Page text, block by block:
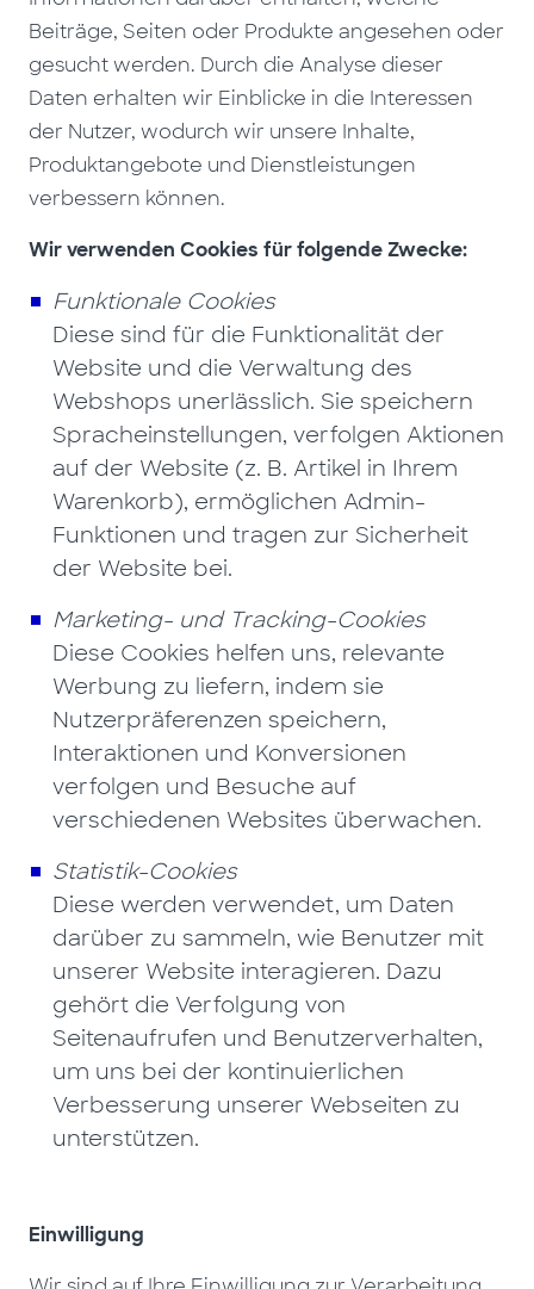
Beiträge, Seiten oder Produkte angesehen oder
gesucht werden. Durch die Analyse dieser
Daten erhalten wir Einblicke in die Interessen
der Nutzer, wodurch wir unsere Inhalte,
Produktangebote und Dienstleistungen
verbessern können.
Wir verwenden Cookies für folgende Zwecke:
Funktionale Cookies
Diese sind für die Funktionalität der
Website und die Verwaltung des
Webshops unerlässlich. Sie speichern
Spracheinstellungen, verfolgen Aktionen
auf der Website (z. B. Artikel in Ihrem
Warenkorb), ermöglichen Admin-
Funktionen und tragen zur Sicherheit
der Website bei.
Marketing- und Tracking-Cookies
Diese Cookies helfen uns, relevante
Werbung zu liefern, indem sie
Nutzerpräferenzen speichern,
Interaktionen und Konversionen
verfolgen und Besuche auf
verschiedenen Websites überwachen.
Statistik-Cookies
Diese werden verwendet, um Daten
darüber zu sammeln, wie Benutzer mit
unserer Website interagieren. Dazu
gehört die Verfolgung von
Seitenaufrufen und Benutzerverhalten,
um uns bei der kontinuierlichen
Verbesserung unserer Webseiten zu
unterstützen.
Einwilligung